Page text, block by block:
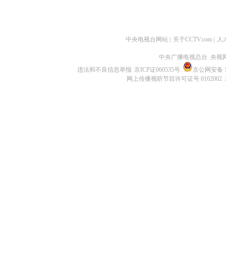
中央电视台网站 关于CCTV.com 人
中央广播电视总台 央视
违法和不良信息举报 京ICP证060535号
京公网安备
网上传播视听节目许可证号 0102002